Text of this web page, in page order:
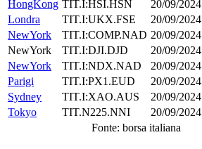
HongKong TIT.I:HSI.HSN 20/09/2024
Londra
TIT.I:UKX.FSE 20/09/2024
NewYork
TIT.I:COMP.NAD 20/09/2024
NewYork
TIT.I:DJI.DJD 20/09/2024
NewYork
TIT.I:NDX.NAD 20/09/2024
Parigi
TIT.I:PX1.EUD 20/09/2024
Sydney
TIT.I:XAO.AUS 20/09/2024
Tokyo
TIT.N225.NNI 20/09/2024
Fonte: borsa italiana